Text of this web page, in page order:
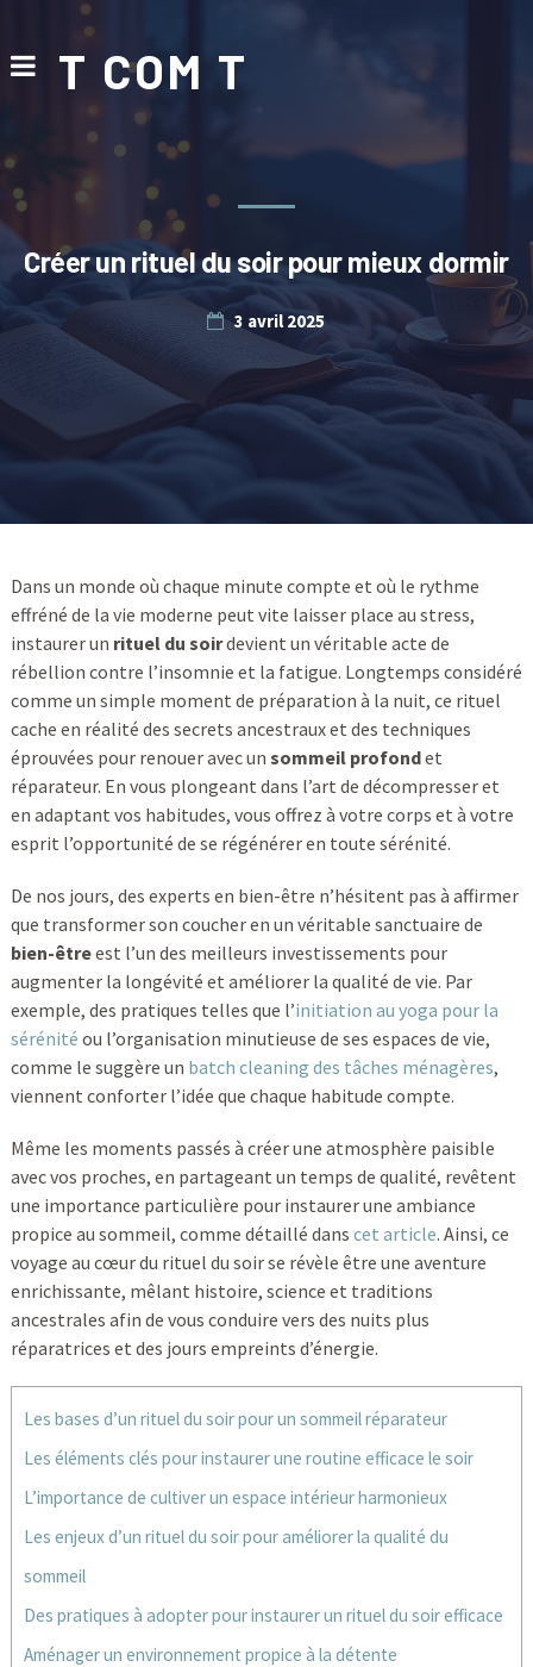
T COM T
Créer un rituel du soir pour mieux dormir
3 avril 2025
Dans un monde où chaque minute compte et où le rythme
effréné de la vie moderne peut vite laisser place au stress,
instaurer un rituel du soirdevient un véritable acte de
rébellion contre l’insomnie et la fatigue. Longtemps considéré
comme un simple moment de préparation à la nuit, ce rituel
cache en réalité des secrets ancestraux et des techniques
éprouvées pour renouer avec un sommeil profondet
réparateur. En vous plongeant dans l’art de décompresser et
en adaptant vos habitudes, vous offrez à votre corps et à votre
esprit l’opportunité de se régénérer en toute sérénité.
De nos jours, des experts en bien-être n’hésitent pas à affirmer
que transformer son coucher en un véritable sanctuaire de
bien-êtreest l’un des meilleurs investissements pour
augmenter la longévité et améliorer la qualité de vie. Par
exemple, des pratiques telles que l’initiation au yoga pour la
sérénité ou l’organisation minutieuse de ses espaces de vie,
comme le suggère un batch cleaning des tâches ménagères,
viennent conforter l’idée que chaque habitude compte.
Même les moments passés à créer une atmosphère paisible
avec vos proches, en partageant un temps de qualité, revêtent
une importance particulière pour instaurer une ambiance
propice au sommeil, comme détaillé dans cet article. Ainsi, ce
voyage au cœur du rituel du soir se révèle être une aventure
enrichissante, mêlant histoire, science et traditions
ancestrales afin de vous conduire vers des nuits plus
réparatrices et des jours empreints d’énergie.
Les bases d’un rituel du soir pour un sommeil réparateur
Les éléments clés pour instaurer une routine efficace le soir
L’importance de cultiver un espace intérieur harmonieux
Les enjeux d’un rituel du soir pour améliorer la qualité du
sommeil
Des pratiques à adopter pour instaurer un rituel du soir efficace
Aménager un environnement propice à la détente